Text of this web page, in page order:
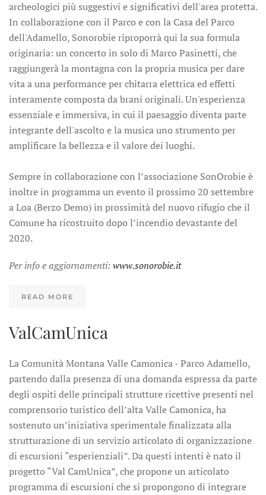
archeologici più suggestivi e significativi dell'area protetta.
In collaborazione con il Parco e con la Casa del Parco
dell'Adamello, Sonorobie riproporrà qui la sua formula
originaria: un concerto in solo di Marco Pasinetti, che
raggiungerà la montagna con la propria musica per dare
vita a una performance per chitarra elettrica ed effetti
interamente composta da brani originali. Un'esperienza
essenziale e immersiva, in cui il paesaggio diventa parte
integrante dell'ascolto e la musica uno strumento per
amplificare la bellezza e il valore dei luoghi.
Sempre in collaborazione con l’associazione SonOrobie è
inoltre in programma un evento il prossimo 20 settembre
a Loa (Berzo Demo) in prossimità del nuovo rifugio che il
Comune ha ricostruito dopo l’incendio devastante del
2020.
Per info e aggiornamenti: www.sonorobie.it
READ MORE
ValCamUnica
La Comunità Montana Valle Camonica - Parco Adamello,
partendo dalla presenza di una domanda espressa da parte
degli ospiti delle principali strutture ricettive presenti nel
comprensorio turistico dell’alta Valle Camonica, ha
sostenuto un’iniziativa sperimentale finalizzata alla
strutturazione di un servizio articolato di organizzazione
di escursioni “esperienziali”. Da questi intenti è nato il
progetto “Val CamUnica”, che propone un articolato
programma di escursioni che si propongono di integrare